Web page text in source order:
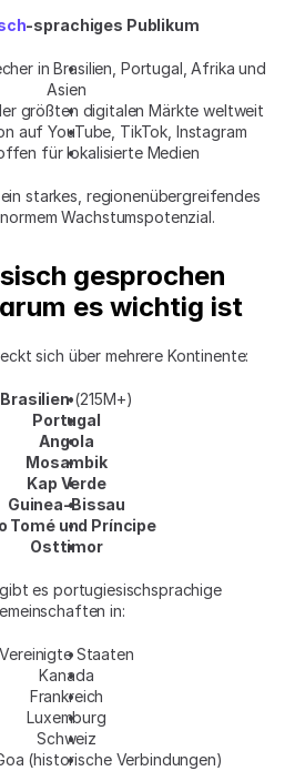
-sprachiges Publikum
in Brasilien, Portugal, Afrika und
Asien
größten digitalen Märkte weltweit
auf YouTube, TikTok, Instagram
für lokalisierte Medien
starkes, regionenübergreifendes
Wachstumspotenzial.
gesprochen
es wichtig ist
sich über mehrere Kontinente:
Brasilien (215M+)
Portugal
Angola
Mosambik
Kap Verde
Guinea-Bissau
Tomé und Príncipe
Osttimor
es portugiesischsprachige
in:
Vereinigte Staaten
Kanada
Frankreich
Luxemburg
Schweiz
(historische Verbindungen)